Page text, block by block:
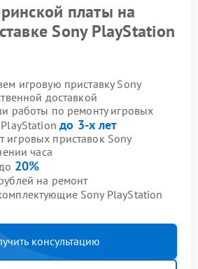
платы на
Sony PlayStation
игровую приставку Sony
доставкой
работы по ремонту игровых
PlayStationдо 3-х лет
игровых приставок Sony
часа
20%
на ремонт
Sony PlayStation
консультацию